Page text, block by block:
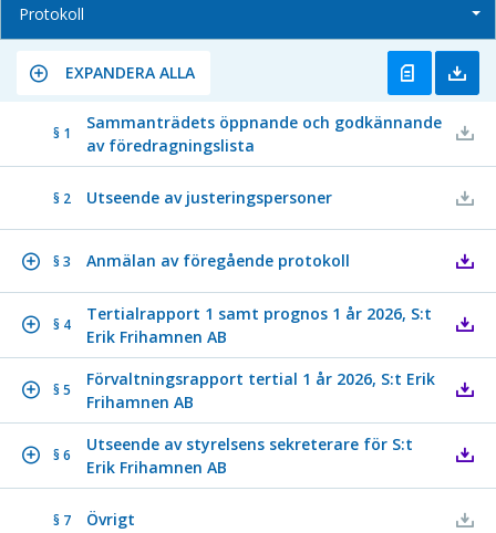
Protokoll
EXPANDERA ALLA
§ 1
Sammanträdets öppnande och godkännande
av föredragningslista
§ 2 Utseende av justeringspersoner
§ 3 Anmälan av föregående protokoll
§ 4
Tertialrapport 1 samt prognos 1 år 2026, S:t
Erik Frihamnen AB
§ 5
Förvaltningsrapport tertial 1 år 2026, S:t Erik
Frihamnen AB
§ 6
Utseende av styrelsens sekreterare för S:t
Erik Frihamnen AB
§ 7 Övrigt